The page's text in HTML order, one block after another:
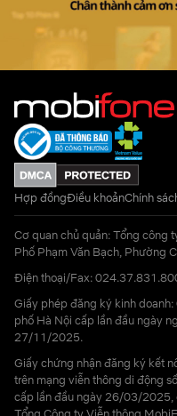
Hợp đồngĐiều khoảnChính
Cơ quan chủ quản: Tổng công
Phố Phạm Văn Bạch, Phường
Điện thoại/Fax:
Giấy phép đăng ký kinh
phố Hà Nội cấp lần đầu ngày
27/11/2025.
Giấy chứng nhận đăng ký kết
trên mạng viễn thông di động
cấp lần đầu ngày 26/03/